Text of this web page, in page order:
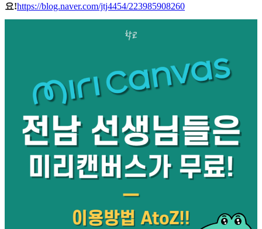
요!https://blog.naver.com/jtj4454/223985908260